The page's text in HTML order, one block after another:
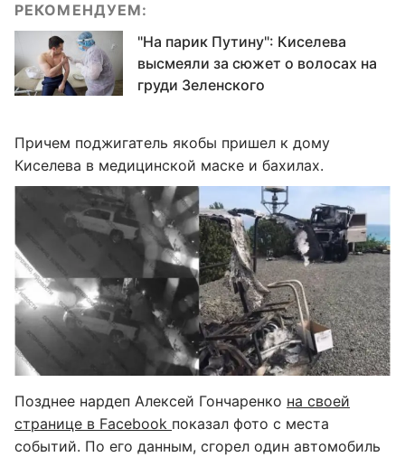
РЕКОМЕНДУЕМ:
"На парик Путину": Киселева
высмеяли за сюжет о волосах на
груди Зеленского
Причем поджигатель якобы пришел к дому
Киселева в медицинской маске и бахилах.
Позднее нардеп Алексей Гончаренко на своей
странице в Facebook показал фото с места
событий. По его данным, сгорел один автомобиль